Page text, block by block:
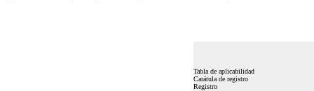
Tabla de aplicabilidad
Carátula de registro
Registro